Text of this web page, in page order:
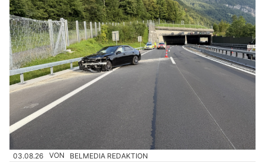
03.08.26 VON BELMEDIA REDAKTION